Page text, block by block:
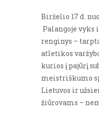
Birželio 17 d.
Palangoje
renginys –
atletikos
kurios į pajūrį
meistriškumo
Lietuvos ir
žiūrovams –